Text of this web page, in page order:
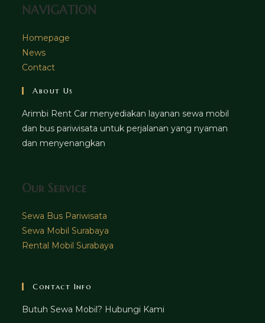
NAVIGATION
Homepage
News
Contact
About Us
Arimbi Rent Car menyediakan layanan sewa mobil
dan bus pariwisata untuk perjalanan yang nyaman
dan menyenangkan
Our Service
Sewa Bus Pariwisata
Sewa Mobil Surabaya
Rental Mobil Surabaya
Contact Info
Butuh Sewa Mobil? Hubungi Kami